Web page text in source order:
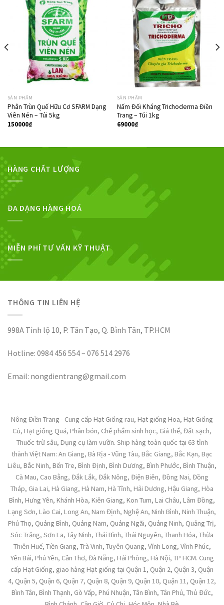
SẢN PHẨM
Phân Trùn Quế Hữu Cơ SFARM Dạng
Viên Nén – Túi 5kg
150000₫
SẢN PHẨM
Nấm Đối Kháng Trichoderma Điền
Trang – Túi 1kg
69000₫
HÀNG CHẤT LƯỢNG
ĐA DẠNG HÀNG HOÁ
MIỄN PHÍ TƯ VẤN KỸ THUẬT
THÔNG TIN LIÊN HỆ
998A Tỉnh lộ 10, P. Tân Tạo, Q. Bình Tân, TP.HCM
Hotline: 0984 456 554 – 076 514 2976
Email: nongdientrang@gmail.com
Nông Điền Trang - Cung cấp Hạt Giống rau, Hạt giống Hoa, Hạt Giống
Củ, Hạt giống Quả, Phân bón, Chế phẩm sinh học, Giá thể, Đất sạch,
Thuốc trừ sâu, Dụng cụ làm vườn. Ship hàng toàn quốc tại 63 tỉnh
thành Việt Nam: An Giang, Bà Rịa - Vũng Tàu, Bắc Giang, Bắc Kạn, Bạc
Liêu, Bắc Ninh, Bến Tre, Bình Định, Bình Dương, Bình Phước, Bình Thuận,
Cà Mau, Cao Bằng, Đắk Lắk, Đắk Nông, Điện Biên, Đồng Nai, Đồng
Tháp, Gia Lai, Hà Giang, Hà Nam, Hà Tĩnh, Hải Dương, Hậu Giang, Hòa
Bình, Hưng Yên, Khánh Hòa, Kiên Giang, Kon Tum, Lai Châu, Lâm Đồng,
Lạng Sơn, Lào Cai, Long An, Nam Định, Nghệ An, Ninh Bình, Ninh Thuận,
Phú Thọ, Quảng Bình, Quảng Nam, Quảng Ngãi, Quảng Ninh, Quảng Trị,
Sóc Trăng, Sơn La, Tây Ninh, Thái Bình, Thái Nguyên, Thanh Hóa, Thừa
Thiên Huế, Tiền Giang, Trà Vinh, Tuyên Quang, Vĩnh Long, Vĩnh Phúc,
Yên Bái, Phú Yên, Cần Thơ, Đà Nẵng, Hải Phòng, Hà Nội, TP HCM. Cung
cấp Hạt Giống, giao hàng Hạt giống tại Quận 1, Quận 2, Quận 3, Quận
4, Quận 5, Quận 6, Quận 7, Quận 8, Quận 9, Quận 10, Quận 11, Quận 12,
Bình Tân, Bình Thạnh, Gò Vấp, Phú Nhuận, Tân Bình, Tân Phú, Thủ Đức,